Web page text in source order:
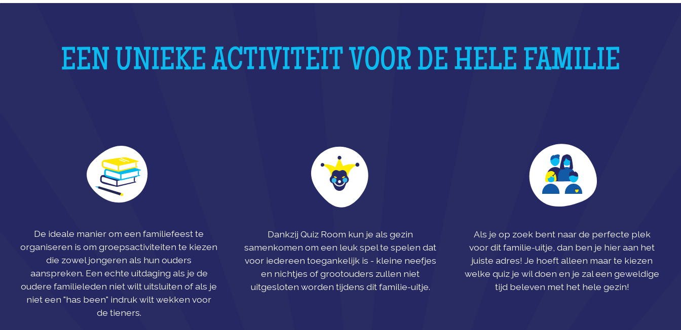
EEN UNIEKE ACTIVITEIT VOOR DE HELE FAMILIE
De ideale manier om een familiefeest te
organiseren is om groepsactiviteiten te kiezen
die zowel jongeren als hun ouders
aanspreken. Een echte uitdaging als je de
oudere familieleden niet wilt uitsluiten of als je
niet een "has been" indruk wilt wekken voor
de tieners.
Dankzij Quiz Room kun je als gezin
samenkomen om een leuk spel te spelen dat
voor iedereen toegankelijk is - kleine neefjes
en nichtjes of grootouders zullen niet
uitgesloten worden tijdens dit familie-uitje.
Als je op zoek bent naar de perfecte plek
voor dit familie-uitje, dan ben je hier aan het
juiste adres! Je hoeft alleen maar te kiezen
welke quiz je wil doen en je zal een geweldige
tijd beleven met het hele gezin!